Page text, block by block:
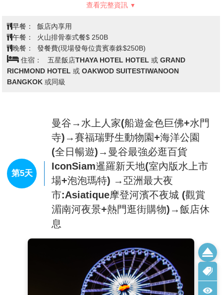
來編號，座位區甚打造成行李輸送
序為
G、M及1至
利、日本東京及美國舊金山等異國風情，將最具特色
的建築、人物、特色融入整個空間中，不得不說真的
很細膩。
【四方水上市場(含手搖舢舨船費用)】逛水上市場
是安排泰國行程必去的景點，泰國有相當多的水上市
商店，這裡就是個專為遊客打造的觀光水上市場。也
是電影《杜拉拉升職記》的拍攝場景之一！「四方水
上市場」網羅來自四面八方各種特色店家而得名，市
場共有
100多個攤位，從米粉湯、鱷魚肉、章魚燒、泰
式奶茶、香蕉煎餅及芒果糯米飯等美食到泰國傳統服
飾、在地名產、工藝品等商品，商家都是位在木雕風
格的建築物裡，不像一般傳統水上市場會有很多水上
船家在水上兜售，雖然比較沒有傳統市場的感覺，但
比較乾淨衛生，會讓人願意花心思逛街吃美食，也比
較不怕拉肚子。
芭達雅的洋人步行街，顧名思義有眾多國
外觀光客步行於此，燈紅酒綠的街道，充滿著異國風
味。原址為洋人美軍大街，在1950年代時只是個小漁
村，因越戰關係，芭達雅變成美軍作戰之餘尋歡作樂
的區域，歌舞昇平，但隨著美軍撤退絲毫不減熱鬧景
膠製品都是加工好的，很難去看到原始乳膠的製作過
程，今日我們來到工廠，可以讓您親眼看到乳膠的灌漿
作業，以及剛出爐的乳膠製品，你可以親手觸摸到剛出
爐的乳膠，白白嫩嫩QQ的像包子一樣。想知道甚麼是
包子乳膠枕嗎？來這邊可以得到前所未有的知識。乳膠
工廠可以體驗灌乳膠水到模具裡的活動。
樣的展覽活動，有趣又令人振奮，讓人們對蛇類有全新
的瞭解認識，一改往日對蛇的畏懼之情。
【童話甜甜屋 (每人贈送一隻冰淇淋)】
夢幻糖果甜點屋 :
2020年完工的最新泰國超粉嫩的網紅打卡景點，繽紛亮
眼的馬卡龍色彩，將整個園區布置得非常可愛又生動，
各式各樣的糖果、薑餅屋、冰淇淋的造型，讓大人小孩
都可以沉浸在夢幻般童話世界，直叫人少女心爆發！
【四面佛】 祈福虔誠遠近馳名的【愛樂威四面佛
ERAWAN】，即是印度教三位一體神中的創造神-大梵
天，所以該稱之為四面神，而非四面佛。四面神有四個
針方向算起四個面分別代表：平安（手持佛珠）、事業
（手持權杖）、婚姻（手持貝殼）、財富（手持金
磚）；也分別代表慈、悲、喜、捨四個字。
※ 行程小常識：教您參拜四面神
參拜方式為先至右方販賣部購買一套香花供品，金額及
火山排骨泰式餐$ 250B
發餐費(現場發每位貴賓泰銖$250B)
五星飯店THAYA HOTEL HOTEL 或 GRAND
RICHMOND HOTEL 或 OAKWOD SUITESTIWANOON
BANGKOK 或同級
曼谷→水上人家(船遊金色巨佛+水門
寺)→賽福瑞野生動物園+海洋公園
(全日暢遊)→曼谷最強必逛百貨
IconSiam暹羅新天地(室內版水上市
場+泡泡瑪特) →亞洲最大夜
市:Asiatique摩登河濱不夜城 (觀賞